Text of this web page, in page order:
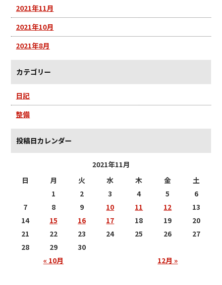
2021年11月
2021年10月
2021年8月
カテゴリー
日記
整備
投稿日カレンダー
2021年11月
日
月 火 水 木 金 土
« 10月 12月 »
1 2 3 4 5
6
7
8 9 10 11 12
13
14
15 16 17 18 19
20
21
22 23 24 25 26
27
28
29 30